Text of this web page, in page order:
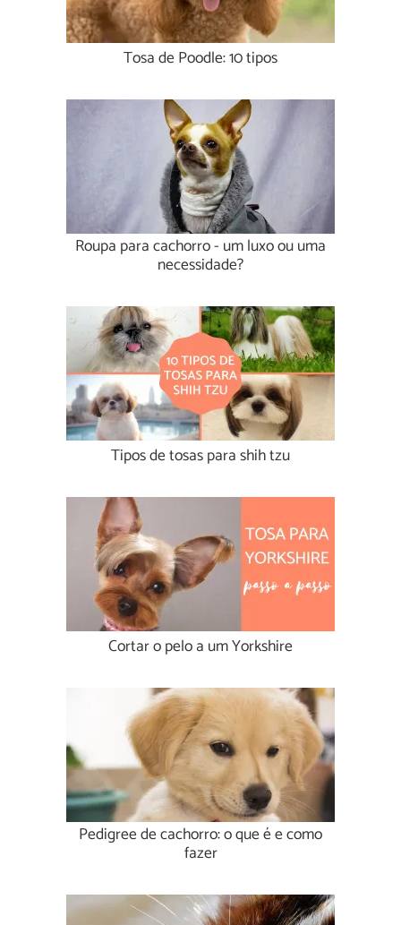
Tosa de Poodle: 10 tipos
Roupa para cachorro - um luxo ou uma
necessidade?
Tipos de tosas para shih tzu
Cortar o pelo a um Yorkshire
Pedigree de cachorro: o que é e como
fazer